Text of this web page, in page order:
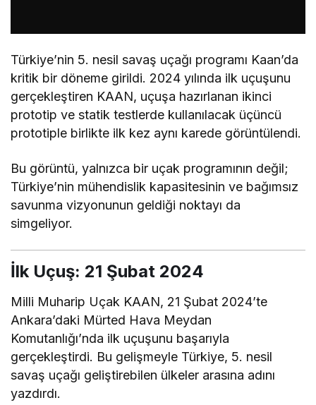
Türkiye’nin 5. nesil savaş uçağı programı Kaan’da
kritik bir döneme girildi. 2024 yılında ilk uçuşunu
gerçekleştiren KAAN, uçuşa hazırlanan ikinci
prototip ve statik testlerde kullanılacak üçüncü
prototiple birlikte ilk kez aynı karede görüntülendi.
Bu görüntü, yalnızca bir uçak programının değil;
Türkiye’nin mühendislik kapasitesinin ve bağımsız
savunma vizyonunun geldiği noktayı da
simgeliyor.
İlk Uçuş: 21 Şubat 2024
Milli Muharip Uçak KAAN, 21 Şubat 2024’te
Ankara’daki Mürted Hava Meydan
Komutanlığı’nda ilk uçuşunu başarıyla
gerçekleştirdi. Bu gelişmeyle Türkiye, 5. nesil
savaş uçağı geliştirebilen ülkeler arasına adını
yazdırdı.